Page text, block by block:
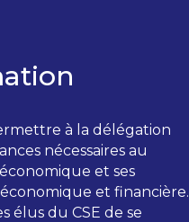
à la délégation
nécessaires au
et ses
et financière.
élus du CSE de se